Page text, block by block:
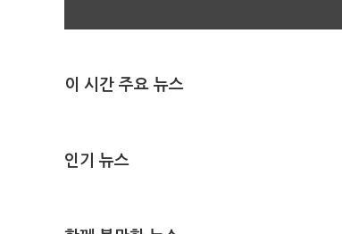
이 시간 주요 뉴스
인기 뉴스